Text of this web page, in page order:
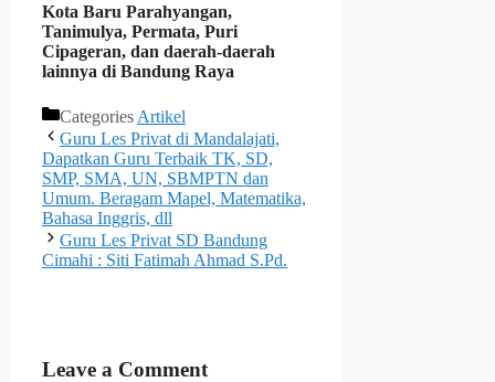
Kota Baru Parahyangan,
Tanimulya, Permata, Puri
Cipageran, dan daerah-daerah
lainnya di Bandung Raya
Categories Artikel
Guru Les Privat di Mandalajati,
Dapatkan Guru Terbaik TK, SD,
SMP, SMA, UN, SBMPTN dan
Umum. Beragam Mapel, Matematika,
Bahasa Inggris, dll
Guru Les Privat SD Bandung
Cimahi : Siti Fatimah Ahmad S.Pd.
Leave a Comment